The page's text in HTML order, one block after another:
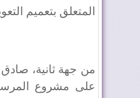
المتعلق بتعميم
من جهة ثانية،